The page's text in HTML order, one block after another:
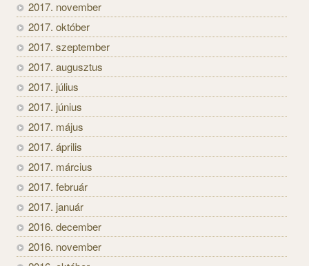
2017. november
2017. október
2017. szeptember
2017. augusztus
2017. július
2017. június
2017. május
2017. április
2017. március
2017. február
2017. január
2016. december
2016. november